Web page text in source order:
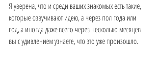
Я уверена, что и среди ваших знакомых есть такие,
которые озвучивают идею, а через пол года или
год, а иногда даже всего через несколько месяцев
вы с удивлением узнаете, что это уже произошло.